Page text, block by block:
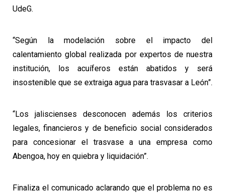
UdeG.
“Según la modelación sobre el impacto del
calentamiento global realizada por expertos de nuestra
institución, los acuíferos están abatidos y será
insostenible que se extraiga agua para trasvasar a León”.
“Los jaliscienses desconocen además los criterios
legales, financieros y de beneficio social considerados
para concesionar el trasvase a una empresa como
Abengoa, hoy en quiebra y liquidación”.
Finaliza el comunicado aclarando que el problema no es